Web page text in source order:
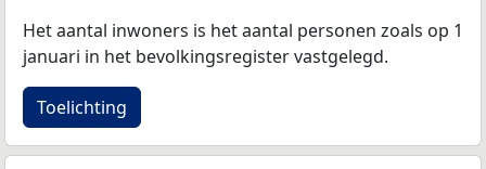
Het aantal inwoners is het aantal personen zoals op 1
januari in het bevolkingsregister vastgelegd.
Toelichting